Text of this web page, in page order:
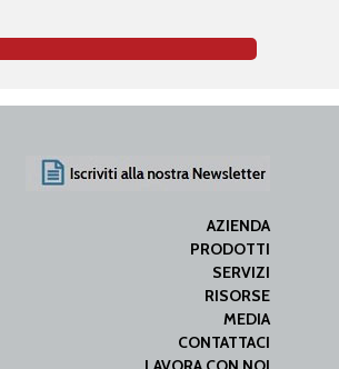
AZIENDA
PRODOTTI
SERVIZI
RISORSE
MEDIA
CONTATTACI